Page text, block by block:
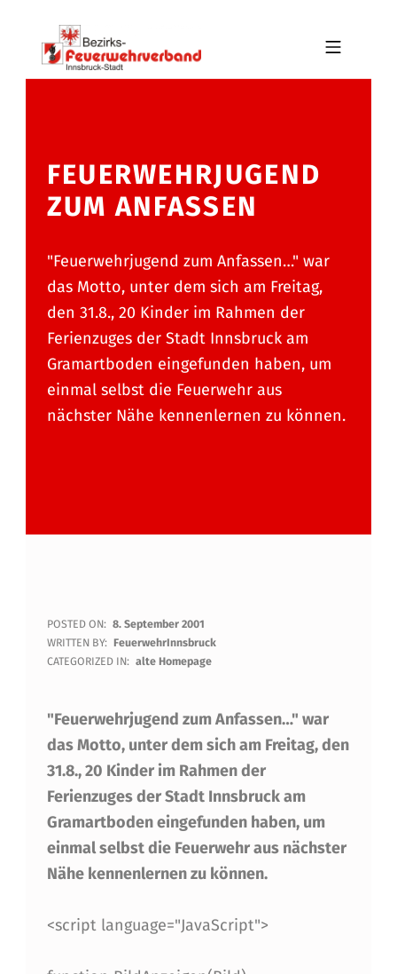
Skip to main navigation
Skip to main content
Skip to footer
BFV INNSBRUCK-STADT
FEUERWEHRJUGEND
ZUM ANFASSEN
"Feuerwehrjugend zum Anfassen…" war
das Motto, unter dem sich am Freitag,
den 31.8., 20 Kinder im Rahmen der
Ferienzuges der Stadt Innsbruck am
Gramartboden eingefunden haben, um
einmal selbst die Feuerwehr aus
nächster Nähe kennenlernen zu können.
F
E
E
R
W
E
H
R
J
POSTED ON: 8. September 2001
WRITTEN BY: FeuerwehrInnsbruck
CATEGORIZED IN: alte Homepage
"Feuerwehrjugend zum Anfassen…" war
das Motto, unter dem sich am Freitag, den
31.8., 20 Kinder im Rahmen der
Ferienzuges der Stadt Innsbruck am
Gramartboden eingefunden haben, um
einmal selbst die Feuerwehr aus nächster
Nähe kennenlernen zu können.
<script language="JavaScript">